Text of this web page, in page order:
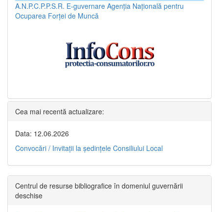
A.N.P.C.P.P.S.R. E-guvernare Agenția Națională pentru
Ocuparea Forței de Muncă
Cea mai recentă actualizare:
Data: 12.06.2026
Convocări / Invitaţii la şedinţele Consiliului Local
Centrul de resurse bibliografice în domeniul guvernării
deschise